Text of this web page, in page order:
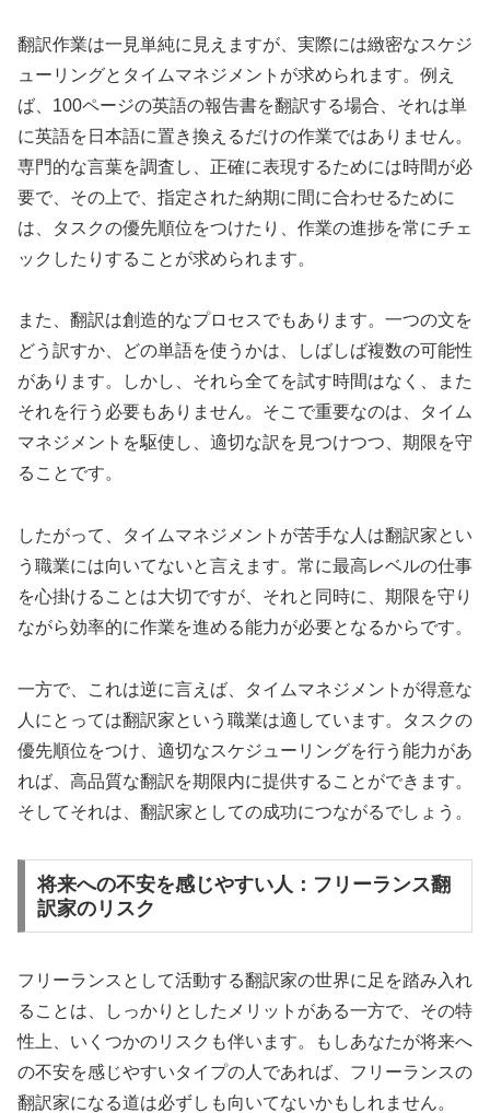
翻訳作業は一見単純に見えますが、実際には緻密なスケジ
ューリングとタイムマネジメントが求められます。例え
ば、100ページの英語の報告書を翻訳する場合、それは単
に英語を日本語に置き換えるだけの作業ではありません。
専門的な言葉を調査し、正確に表現するためには時間が必
要で、その上で、指定された納期に間に合わせるために
は、タスクの優先順位をつけたり、作業の進捗を常にチェ
ックしたりすることが求められます。
また、翻訳は創造的なプロセスでもあります。一つの文を
どう訳すか、どの単語を使うかは、しばしば複数の可能性
があります。しかし、それら全てを試す時間はなく、また
それを行う必要もありません。そこで重要なのは、タイム
マネジメントを駆使し、適切な訳を見つけつつ、期限を守
ることです。
したがって、タイムマネジメントが苦手な人は翻訳家とい
う職業には向いてないと言えます。常に最高レベルの仕事
を心掛けることは大切ですが、それと同時に、期限を守り
ながら効率的に作業を進める能力が必要となるからです。
一方で、これは逆に言えば、タイムマネジメントが得意な
人にとっては翻訳家という職業は適しています。タスクの
優先順位をつけ、適切なスケジューリングを行う能力があ
れば、高品質な翻訳を期限内に提供することができます。
そしてそれは、翻訳家としての成功につながるでしょう。
将来への不安を感じやすい人：フリーランス翻
訳家のリスク
フリーランスとして活動する翻訳家の世界に足を踏み入れ
ることは、しっかりとしたメリットがある一方で、その特
性上、いくつかのリスクも伴います。もしあなたが将来へ
の不安を感じやすいタイプの人であれば、フリーランスの
翻訳家になる道は必ずしも向いてないかもしれません。